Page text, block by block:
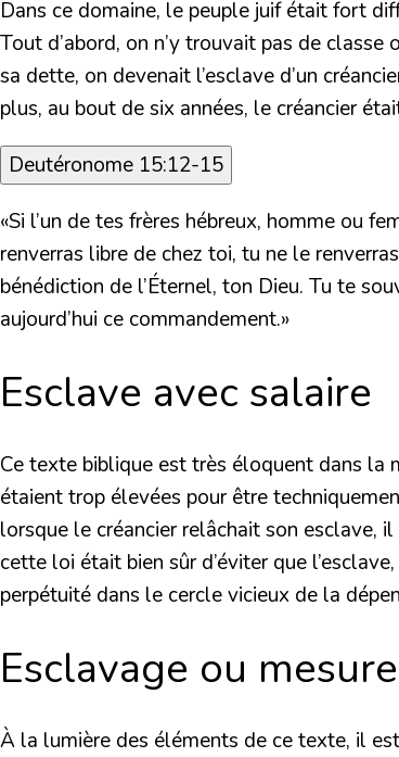
Dans ce domaine, le peuple juif était fort
Tout d’abord, on n’y trouvait pas de
sa dette, on devenait l’esclave d’un
plus, au bout de six années, le créancier
Deutéronome 15:12-15
«Si l’un de tes frères hébreux, homme ou
renverras libre de chez toi, tu ne le
bénédiction de l’Éternel, ton Dieu. Tu te
aujourd’hui ce commandement.»
Esclave avec salaire
Ce texte biblique est très éloquent dans la
étaient trop élevées pour être
lorsque le créancier relâchait son esclave,
cette loi était bien sûr d’éviter que
perpétuité dans le cercle vicieux de la
Esclavage ou
À la lumière des éléments de ce texte, il